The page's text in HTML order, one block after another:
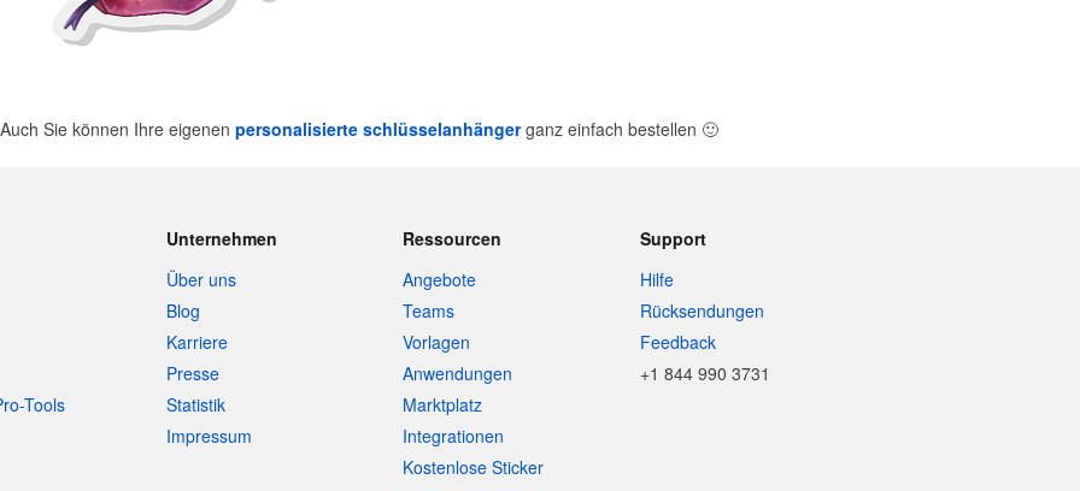
Sie können Ihre eigenen personalisierte schlüsselanhängerganz einfach bestellen 🙂
Tools
Unternehmen
Über uns
Blog
Karriere
Presse
Statistik
Impressum
Ressourcen
Angebote
Teams
Vorlagen
Anwendungen
Marktplatz
Integrationen
Kostenlose Sticker
Support
Hilfe
Rücksendungen
Feedback
+1 844 990 3731